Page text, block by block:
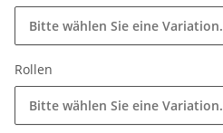
Bitte wählen Sie eine Variation.
Rollen
Bitte wählen Sie eine Variation.